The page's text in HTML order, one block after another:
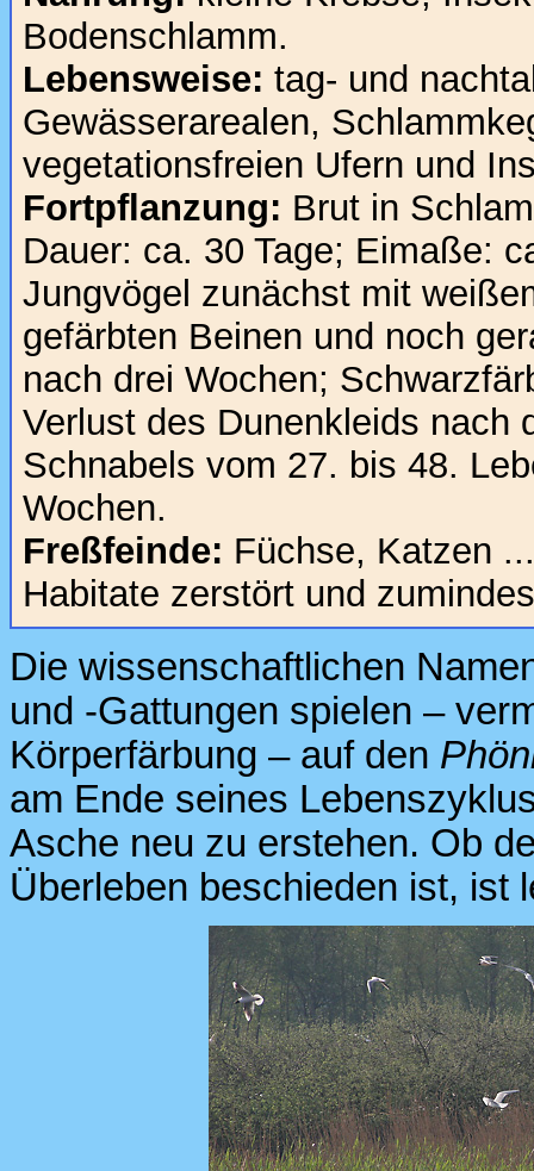
Bodenschlamm.
Lebensweise: tag- und
Gewässerarealen,
vegetationsfreien Ufern und
Fortpflanzung: Brut in
Dauer: ca. 30 Tage; Eimaße:
Jungvögel zunächst mit
gefärbten Beinen und noch
nach drei Wochen;
Verlust des Dunenkleids nach
Schnabels vom 27. bis 48.
Wochen.
Freßfeinde: Füchse, Katzen
Habitate zerstört und
Die wissenschaftlichen
und -Gattungen spielen –
Körperfärbung – auf den
am Ende seines
Asche neu zu erstehen. Ob
Überleben beschieden ist, ist